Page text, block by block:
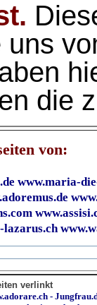
uns
die
von:
www.maria-
lazarus.ch
verlinkt
-